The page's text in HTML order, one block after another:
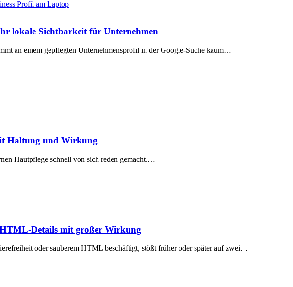
lokale Sichtbarkeit für Unternehmen
an einem gepflegten Unternehmensprofil in der Google-Suche kaum…
Haltung und Wirkung
Hautpflege schnell von sich reden gemacht.…
Details mit großer Wirkung
oder sauberem HTML beschäftigt, stößt früher oder später auf zwei…